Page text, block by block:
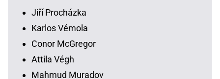
Jiří Procházka
Karlos Vémola
Conor McGregor
Attila Végh
Mahmud Muradov